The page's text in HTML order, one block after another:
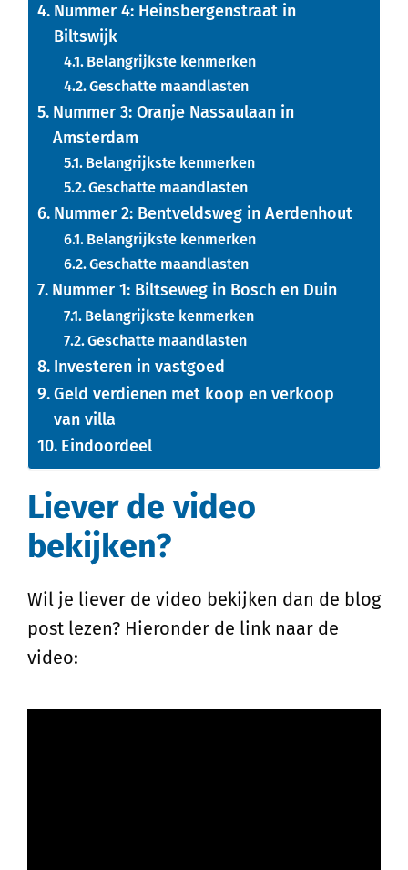
Nummer 4: Heinsbergenstraat in
Biltswijk
Belangrijkste kenmerken
Geschatte maandlasten
Nummer 3: Oranje Nassaulaan in
Amsterdam
Belangrijkste kenmerken
Geschatte maandlasten
Nummer 2: Bentveldsweg in Aerdenhout
Belangrijkste kenmerken
Geschatte maandlasten
Nummer 1: Biltseweg in Bosch en Duin
Belangrijkste kenmerken
Geschatte maandlasten
Investeren in vastgoed
Geld verdienen met koop en verkoop
van villa
Eindoordeel
Liever de video
bekijken?
Wil je liever de video bekijken dan de blog
post lezen? Hieronder de link naar de
video: